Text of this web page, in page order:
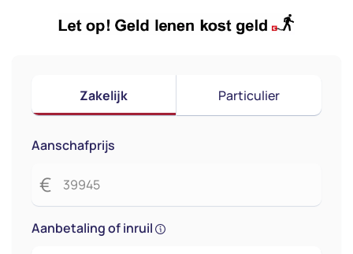
Zakelijk Particulier
Aanschafprijs
€
Aanbetaling of inruil